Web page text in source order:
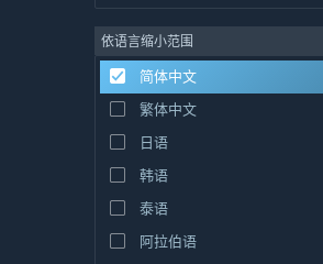
依语言缩小范围
简体中文
繁体中文
日语
韩语
泰语
阿拉伯语